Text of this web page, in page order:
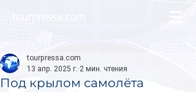
Под крылом самолёта
tourpressa.com
13 апр. 2025 г. 2 мин. чтения